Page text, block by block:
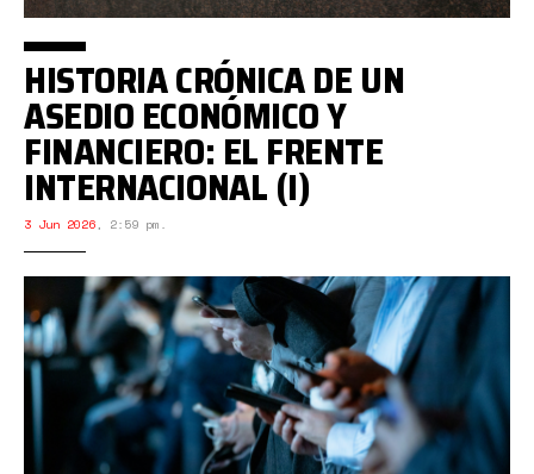
HISTORIA CRÓNICA DE UN
ASEDIO ECONÓMICO Y
FINANCIERO: EL FRENTE
INTERNACIONAL (I)
3 Jun 2026, 2:59 pm.